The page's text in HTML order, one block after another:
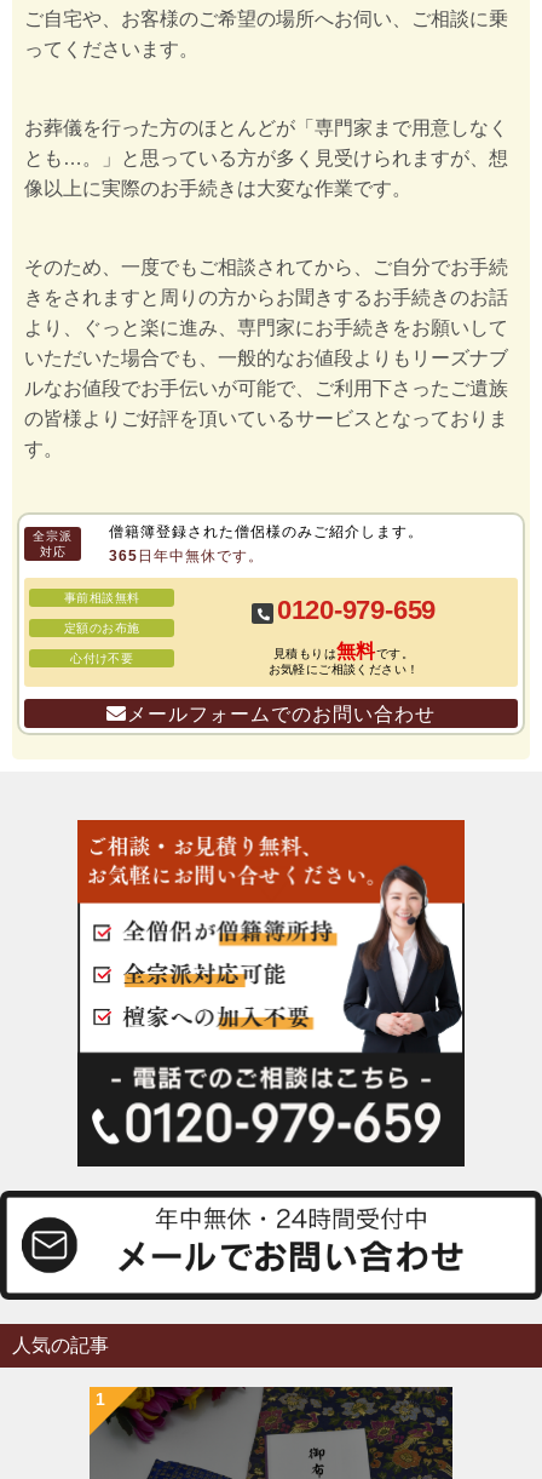
ご自宅や、お客様のご希望の場所へお伺い、ご相談に乗
ってくださいます。
お葬儀を行った方のほとんどが「専門家まで用意しなく
とも…。」と思っている方が多く見受けられますが、想
像以上に実際のお手続きは大変な作業です。
そのため、一度でもご相談されてから、ご自分でお手続
きをされますと周りの方からお聞きするお手続きのお話
より、ぐっと楽に進み、専門家にお手続きをお願いして
いただいた場合でも、一般的なお値段よりもリーズナブ
ルなお値段でお手伝いが可能で、ご利用下さったご遺族
の皆様よりご好評を頂いているサービスとなっておりま
す。
全宗派
対応
僧籍簿登録された僧侶様のみご紹介します。
365日年中無休です。
事前相談無料
定額のお布施
心付け不要
0120-979-659
見積もりは無料です。
お気軽にご相談ください！
メールフォームでのお問い合わせ
人気の記事